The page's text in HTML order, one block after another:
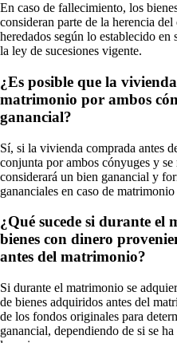
En caso de fallecimiento, los
consideran parte de la herencia
heredados según lo establecido
la ley de sucesiones vigente.
¿Es posible que la
matrimonio por ambos
ganancial?
Sí, si la vivienda comprada antes
conjunta por ambos cónyuges y
considerará un bien ganancial y
gananciales en caso de
¿Qué sucede si durante el
bienes con dinero
antes del matrimonio?
Si durante el matrimonio se
de bienes adquiridos antes del
de los fondos originales para
ganancial, dependiendo de si se